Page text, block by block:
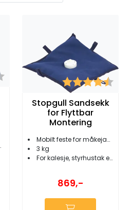
4.3 av 5 mulige Karakter:
Stopgull Sandsekk
for Flyttbar
Montering
Mobilt feste for måkejager
3 kg
For kalesje, styrhustak etc.
869,-